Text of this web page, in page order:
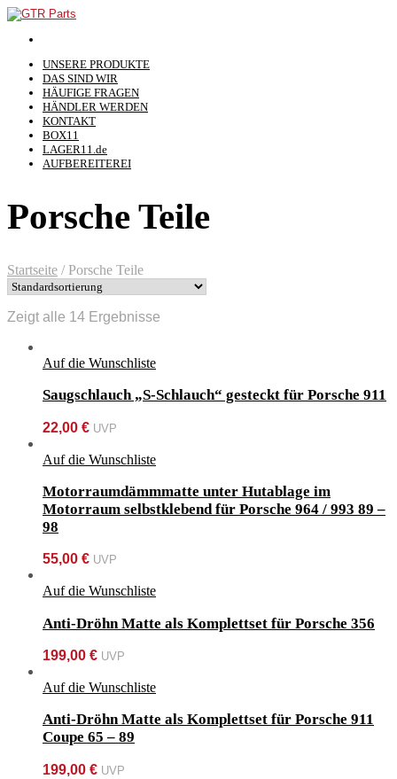
UNSERE PRODUKTE
DAS SIND WIR
HÄUFIGE FRAGEN
HÄNDLER WERDEN
KONTAKT
BOX11
LAGER11.de
AUFBEREITEREI
Porsche Teile
Startseite /Porsche Teile
Zeigt alle 14 Ergebnisse
Auf die Wunschliste
Saugschlauch „S-Schlauch“ gesteckt für Porsche 911
22,00 € UVP
Auf die Wunschliste
Motorraumdämmmatte unter Hutablage im
Motorraum selbstklebend für Porsche 964 / 993 89 –
98
55,00 € UVP
Auf die Wunschliste
Anti-Dröhn Matte als Komplettset für Porsche 356
199,00 € UVP
Auf die Wunschliste
Anti-Dröhn Matte als Komplettset für Porsche 911
Coupe 65 – 89
199,00 € UVP